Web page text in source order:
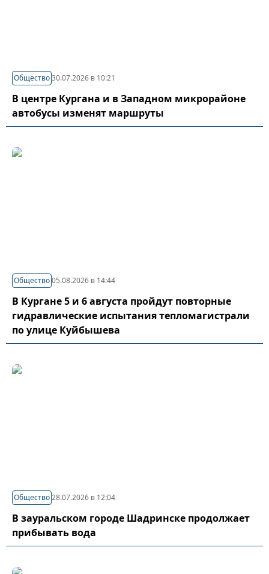
Общество30.07.2026 в 10:21
В центре Кургана и в Западном микрорайоне
автобусы изменят маршруты
Общество05.08.2026 в 14:44
В Кургане 5 и 6 августа пройдут повторные
гидравлические испытания тепломагистрали
по улице Куйбышева
Общество28.07.2026 в 12:04
В зауральском городе Шадринске продолжает
прибывать вода